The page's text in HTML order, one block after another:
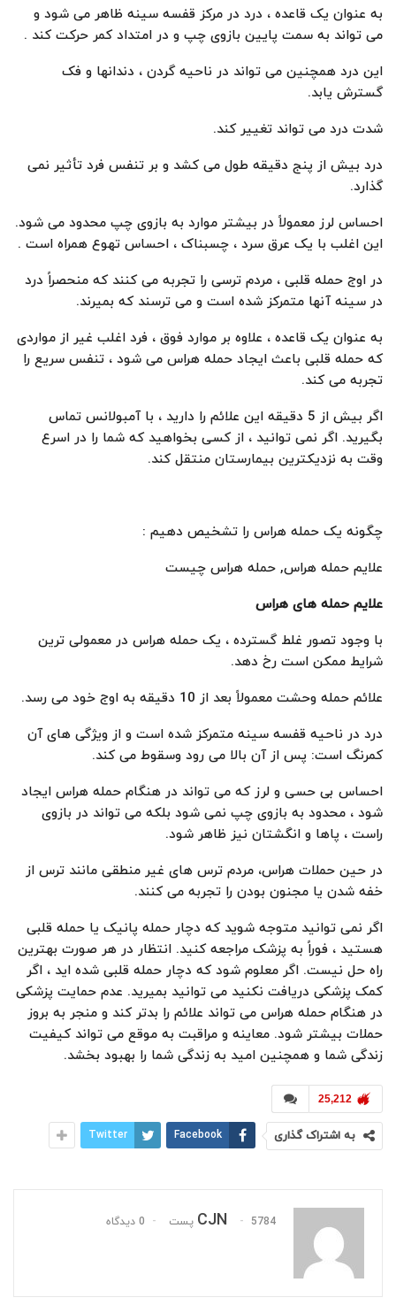
به عنوان یک قاعده ، درد در مرکز قفسه سینه ظاهر می شود و
می تواند به سمت پایین بازوی چپ و در امتداد کمر حرکت کند .
این درد همچنین می تواند در ناحیه گردن ، دندانها و فک
گسترش یابد.
شدت درد می تواند تغییر کند.
درد بیش از پنج دقیقه طول می کشد و بر تنفس فرد تأثیر نمی
گذارد.
احساس لرز معمولاً در بیشتر موارد به بازوی چپ محدود می شود.
این اغلب با یک عرق سرد ، چسبناک ، احساس تهوع همراه است .
در اوج حمله قلبی ، مردم ترسی را تجربه می كنند كه منحصراً درد
در سینه آنها متمرکز شده است و می ترسند كه بمیرند.
به عنوان یک قاعده ، علاوه بر موارد فوق ، فرد اغلب غیر از مواردی
که حمله قلبی باعث ایجاد حمله هراس می شود ، تنفس سریع را
تجربه می کند.
اگر بیش از 5 دقیقه این علائم را دارید ، با آمبولانس تماس
بگیرید. اگر نمی توانید ، از کسی بخواهید که شما را در اسرع
وقت به نزدیکترین بیمارستان منتقل کند.
چگونه یک حمله هراس را تشخیص دهیم :
علایم حمله هراس, حمله هراس چیست
علایم حمله های هراس
با وجود تصور غلط گسترده ، یک حمله هراس در معمولی ترین
شرایط ممکن است رخ دهد.
علائم حمله وحشت معمولاً بعد از 10 دقیقه به اوج خود می رسد.
درد در ناحیه قفسه سینه متمرکز شده است و از ویژگی های آن
کمرنگ است: پس از آن بالا می رود وسقوط می کند.
احساس بی حسی و لرز که می تواند در هنگام حمله هراس ایجاد
شود ، محدود به بازوی چپ نمی شود بلکه می تواند در بازوی
راست ، پاها و انگشتان نیز ظاهر شود.
در حین حملات هراس، مردم ترس های غیر منطقی مانند ترس از
خفه شدن یا مجنون بودن را تجربه می کنند.
اگر نمی توانید متوجه شوید که دچار حمله پانیک یا حمله قلبی
هستید ، فوراً به پزشک مراجعه کنید. انتظار در هر صورت بهترین
راه حل نیست. اگر معلوم شود که دچار حمله قلبی شده اید ، اگر
کمک پزشکی دریافت نکنید می توانید بمیرید. عدم حمایت پزشکی
در هنگام حمله هراس می تواند علائم را بدتر کند و منجر به بروز
حملات بیشتر شود. معاینه و مراقبت به موقع می تواند کیفیت
زندگی شما و همچنین امید به زندگی شما را بهبود بخشد.
25,212
به اشتراک گذاری Facebook
Twitter
CJN 5784 پست 0 دیدگاه